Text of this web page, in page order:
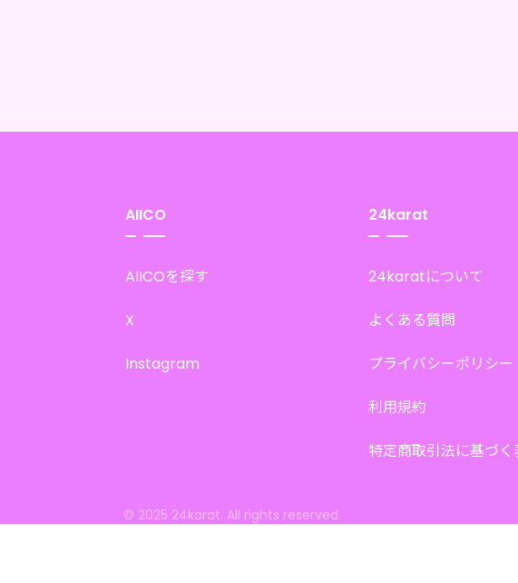
AIICO
AIICOを探す
X
Instagram
24karat
24karatについて
よくある質問
プライバシーポリシー
利用規約
特定商取引法に基づく
© 2025 24karat. All rights reserved.